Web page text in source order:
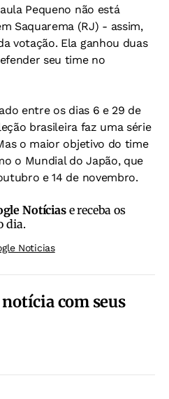
Pequeno não está
Saquarema (RJ) - assim,
votação. Ela ganhou duas
seu time no
entre os dias 6 e 29 de
brasileira faz uma série
o maior objetivo do time
o Mundial do Japão, que
e 14 de novembro.
Notíciase receba os
dia.
Noticias
com seus